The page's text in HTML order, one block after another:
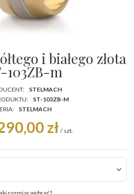
i białego złota
103ZB-m
STELMACH
ST-103ZB-M
STELMACH
zł / szt.